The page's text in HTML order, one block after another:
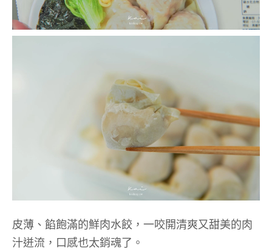
皮薄、餡飽滿的鮮肉水餃，一咬開清爽又甜美的肉
汁迸流，口感也太銷魂了。